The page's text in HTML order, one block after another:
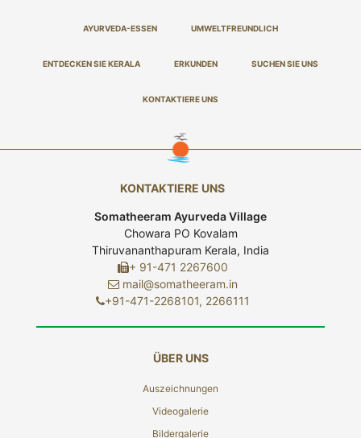
AYURVEDA-ESSEN UMWELTFREUNDLICH
ENTDECKEN SIE KERALA ERKUNDEN SUCHEN SIE UNS
KONTAKTIERE UNS
KONTAKTIERE UNS
Somatheeram Ayurveda Village
Chowara PO Kovalam
Thiruvananthapuram Kerala, India
+ 91-471 2267600
mail@somatheeram.in
+91-471-2268101, 2266111
ÜBER UNS
Auszeichnungen
Videogalerie
Bildergalerie